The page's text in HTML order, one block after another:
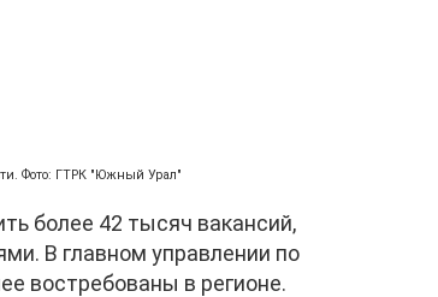
Фото: ГТРК "Южный Урал"
более 42 тысяч вакансий,
В главном управлении по
востребованы в регионе.